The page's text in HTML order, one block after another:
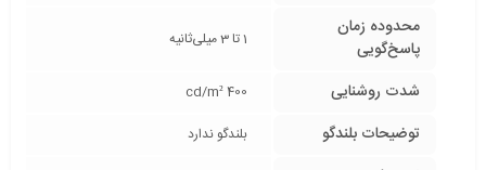
محدوده زمان
پاسخ‌گویی
1 تا 3 میلی‌ثانیه
شدت روشنایی 400 cd/m²
توضیحات بلندگو بلندگو ندارد